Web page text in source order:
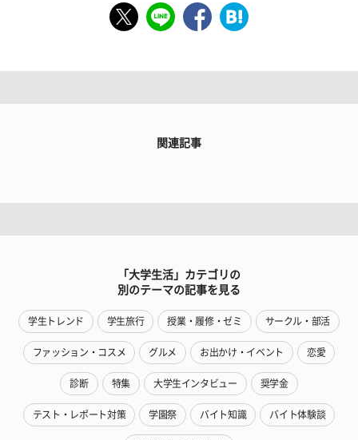
関連記事
「大学生活」カテゴリの
別のテーマの記事を見る
学生トレンド 学生旅行 授業・履修・ゼミ サークル・部活
ファッション・コスメ グルメ お出かけ・イベント 恋愛
診断 特集 大学生インタビュー 奨学金
テスト・レポート対策 学園祭 バイト知識 バイト体験談